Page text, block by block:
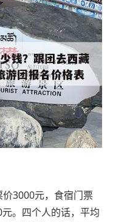
3000元，食宿门票
。四个人的话，平均